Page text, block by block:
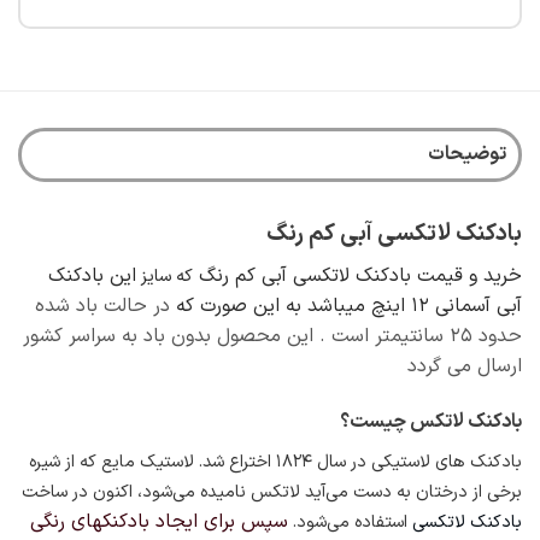
است
در
صفحه
محصول
انتخاب
شوند
باشد.
ها
در
صفحه
محصول
انتخاب
توضیحات
بادکنک لاتکسی آبی کم رنگ
خرید و قیمت بادکنک لاتکسی آبی کم رنگ که سایز این بادکنک
آبی آسمانی 12 اینچ میباشد به این صورت که
در حالت باد شده
حدود ۲۵ سانتیمتر است . این محصول بدون باد به سراسر کشور
ارسال می گردد
بادکنک لاتکس چیست؟
بادکنک های لاستیکی در سال ۱۸۲۴
اختراع شد. لاستیک مایع که از شیره
برخی از درختان به دست می‌آید لاتکس نامیده می‌شود، اکنون در ساخت
بادکنک لاتکسی استفاده می‌شود. سپس برای ایجاد بادکنکهای رنگی